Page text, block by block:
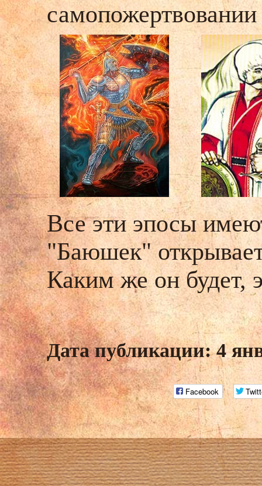
Все эти эпосы
"Баюшек"
Каким же он будет,
Дата публикации: 4
Facebook